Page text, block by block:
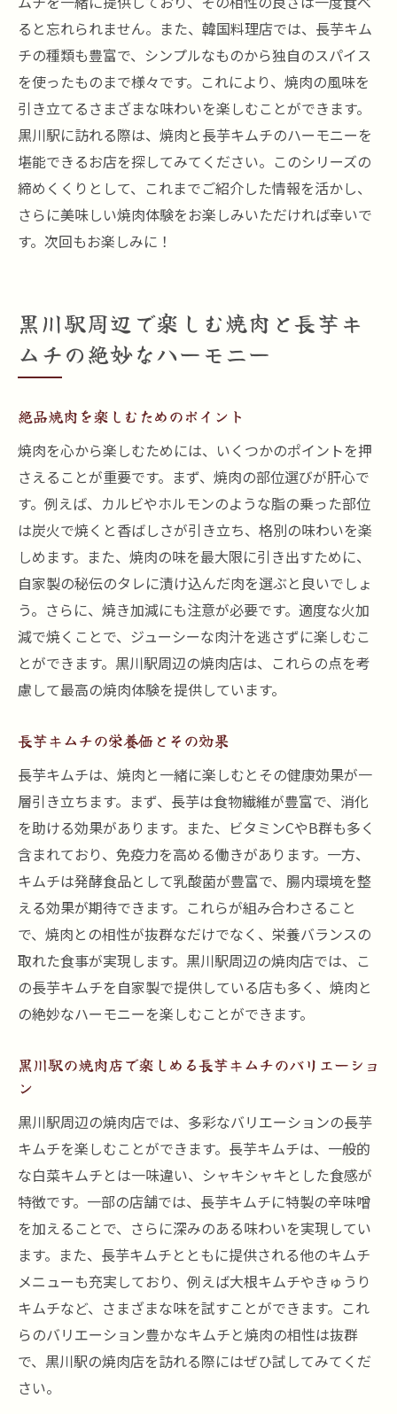
ると忘れられません。また、韓国料理店では、長芋キム
チの種類も豊富で、シンプルなものから独自のスパイス
を使ったものまで様々です。これにより、焼肉の風味を
引き立てるさまざまな味わいを楽しむことができます。
黒川駅に訪れる際は、焼肉と長芋キムチのハーモニーを
堪能できるお店を探してみてください。このシリーズの
締めくくりとして、これまでご紹介した情報を活かし、
さらに美味しい焼肉体験をお楽しみいただければ幸いで
す。次回もお楽しみに！
黒川駅周辺で楽しむ焼肉と長芋キ
ムチの絶妙なハーモニー
絶品焼肉を楽しむためのポイント
焼肉を心から楽しむためには、いくつかのポイントを押
さえることが重要です。まず、焼肉の部位選びが肝心で
す。例えば、カルビやホルモンのような脂の乗った部位
は炭火で焼くと香ばしさが引き立ち、格別の味わいを楽
しめます。また、焼肉の味を最大限に引き出すために、
自家製の秘伝のタレに漬け込んだ肉を選ぶと良いでしょ
う。さらに、焼き加減にも注意が必要です。適度な火加
減で焼くことで、ジューシーな肉汁を逃さずに楽しむこ
とができます。黒川駅周辺の焼肉店は、これらの点を考
慮して最高の焼肉体験を提供しています。
長芋キムチの栄養価とその効果
長芋キムチは、焼肉と一緒に楽しむとその健康効果が一
層引き立ちます。まず、長芋は食物繊維が豊富で、消化
を助ける効果があります。また、ビタミンCやB群も多く
含まれており、免疫力を高める働きがあります。一方、
キムチは発酵食品として乳酸菌が豊富で、腸内環境を整
える効果が期待できます。これらが組み合わさること
で、焼肉との相性が抜群なだけでなく、栄養バランスの
取れた食事が実現します。黒川駅周辺の焼肉店では、こ
の長芋キムチを自家製で提供している店も多く、焼肉と
の絶妙なハーモニーを楽しむことができます。
黒川駅の焼肉店で楽しめる長芋キムチのバリエーショ
ン
黒川駅周辺の焼肉店では、多彩なバリエーションの長芋
キムチを楽しむことができます。長芋キムチは、一般的
な白菜キムチとは一味違い、シャキシャキとした食感が
特徴です。一部の店舗では、長芋キムチに特製の辛味噌
を加えることで、さらに深みのある味わいを実現してい
ます。また、長芋キムチとともに提供される他のキムチ
メニューも充実しており、例えば大根キムチやきゅうり
キムチなど、さまざまな味を試すことができます。これ
らのバリエーション豊かなキムチと焼肉の相性は抜群
で、黒川駅の焼肉店を訪れる際にはぜひ試してみてくだ
さい。